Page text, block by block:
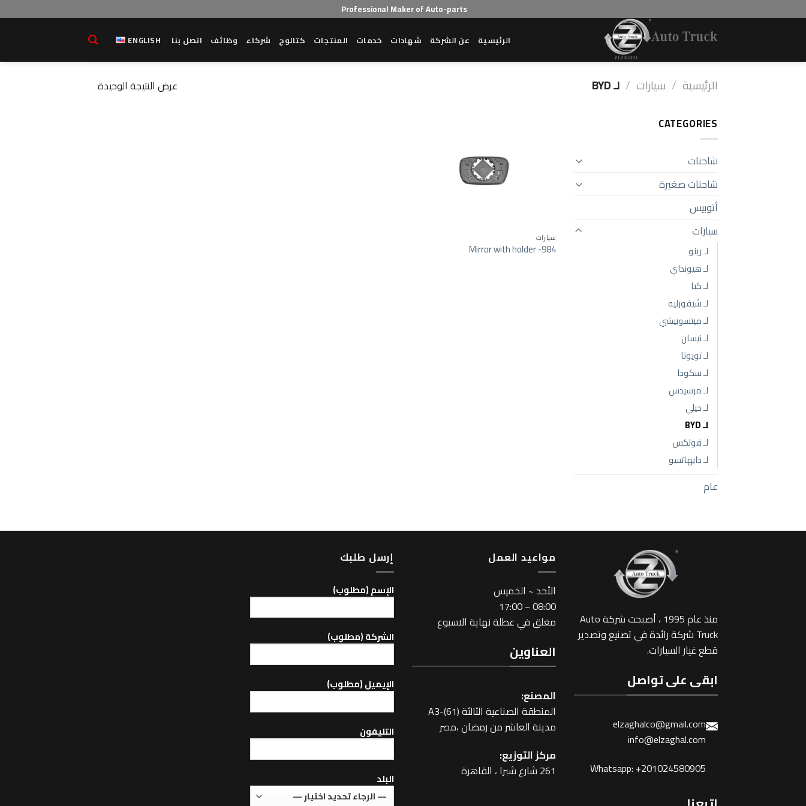
to
Professional Maker of Auto-parts
الرئيسية عن الشركة شهادات خدمات المنتجات كتالوج شركاء وظائف اتصل بنا ENGLISH
الرئيسية / سيارات / لـ BYD عرض النتيجة الوحيدة
CATEGORIES
شاحنات
شاحنات صغيرة
أتوبيس
سيارات
لـ رينو
لـ هيونداي
لـ كيا
لـ شيفورليه
لـ ميتسوبيشي
لـ نيسان
لـ تويوتا
لـ سكودا
لـ مرسيدس
لـ جيلي
لـ BYD
لـ فولكس
لـ دايهاتسو
عام
سيارات
Mirror with holder -984
منذ عام 1995 ، أصبحت شركة Auto
Truck شركة رائدة في تصنيع وتصدير
قطع غيار السيارات.
ابقى على تواصل
elzaghalco@gmail.com
info@elzaghal.com
Whatsapp: +201024580905
مواعيد العمل
اﻷحد ~ الخميس
08:00 ~ 17:00
مغلق في عطلة نهاية الاسبوع
العناوين
المصنع:
المنطقة الصناعية الثالثة A3-(61)
مدينة العاشر من رمضان ،مصر
مركز التوزيع:
261 شارع شبرا ، القاهرة
إرسل طلبك
اﻹسم (مطلوب)
الشركة (مطلوب)
اﻹيميل (مطلوب)
التليفون
البلد